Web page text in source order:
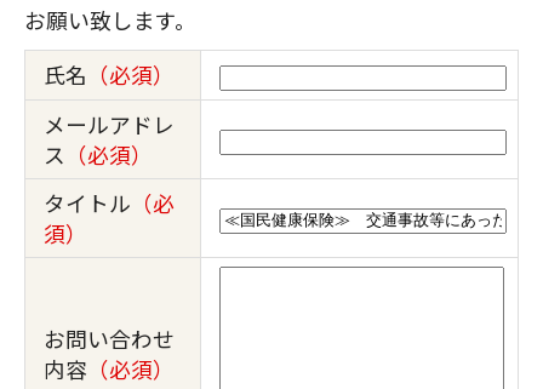
お願い致します。
氏名 （必須）
メールアドレ
ス （必須）
タイトル （必
須）
お問い合わせ
内容 （必須）